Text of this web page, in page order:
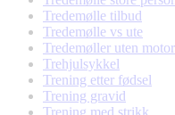
Tredemølle tilbud
Tredemølle vs ute
Tredemøller uten motor
Trehjulsykkel
Trening etter fødsel
Trening gravid
Trening med strikk